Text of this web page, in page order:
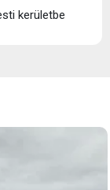
kerületbe